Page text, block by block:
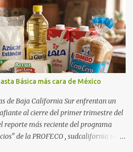
precedentes. Las proyecciones para
optimistas, con un promedio estatal
la sorpresa del año la ha dado el
encabeza las expectativas con un
impulsado por el interés
Le siguen destinos
Los Cabos: 72% promedio (esperando
La Paz: 66%. Loreto: 58%. Mulegé:
de diversificación. Ya no solo
sino por la aut...
Básica más cara de México
de Baja California Sur enfrentan un
al cierre del primer trimestre del
reporte más reciente del programa
de la PROFECO , sudcalifornia se